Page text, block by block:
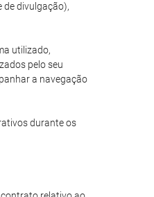
de divulgação),
utilizado,
pelo seu
a navegação
durante os